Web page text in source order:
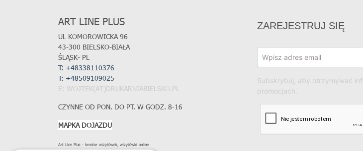
ART LINE PLUS
UL KOMOROWICKA 96
43-300 BIELSKO-BIAŁA
ŚLĄSK- PL
T: +48338110376
T: +48509109025
E: WOJTEK(AT)DRUKARNIABIELSKO.PL
CZYNNE OD PON. DO PT. W GODZ. 8-16
MAPKA DOJAZDU
Art Line Plus - kreator wizytówek, wizytówki online
ZAREJESTRUJ SIĘ
Wpisz adres email
Subskrybuj, aby otrzymywać
promocjach.